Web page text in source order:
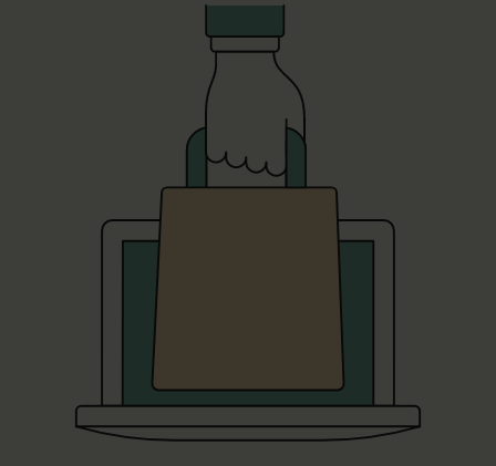
Les mer om Samarbeid med tollmyndighetene i EU